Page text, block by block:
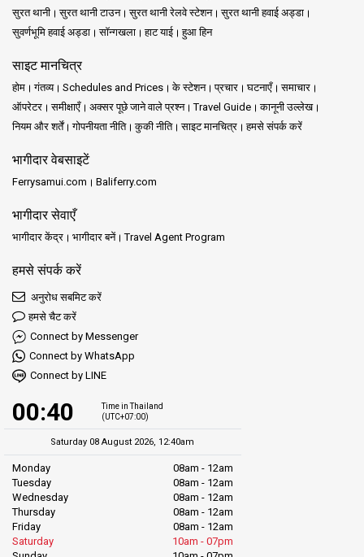
सुरत थानी
सुरत थानी टाउन सुरत थानी रेलवे स्टेशन
सुरत थानी हवाई अड्डा
सुवर्णभूमि हवाई अड्डा
सॉन्गखला हाट याई हुआ हिन
साइट मानचित्र
होम गंतव्य Schedules and Prices के स्टेशन प्रचार घटनाएँ
समाचार
ऑपरेटर
समीक्षाएँ अक्सर पूछे जाने वाले प्रश्न Travel Guide
कानूनी उल्लेख
नियम और शर्तें
गोपनीयता नीति कुकी नीति साइट मानचित्र हमसे संपर्क करें
भागीदार वेबसाइटें
Ferrysamui.com Baliferry.com
भागीदार सेवाएँ
भागीदार केंद्र भागीदार बनें Travel Agent Program
हमसे संपर्क करें
अनुरोध सबमिट करें
हमसे चैट करें
Connect by Messenger
Connect by WhatsApp
Connect by LINE
00:40
Time in Thailand
(UTC+07:00)
Saturday 08 August 2026, 12:40am
Monday
08am - 12am
Tuesday
08am - 12am
Wednesday
08am - 12am
Thursday
08am - 12am
Friday
08am - 12am
Saturday
10am - 07pm